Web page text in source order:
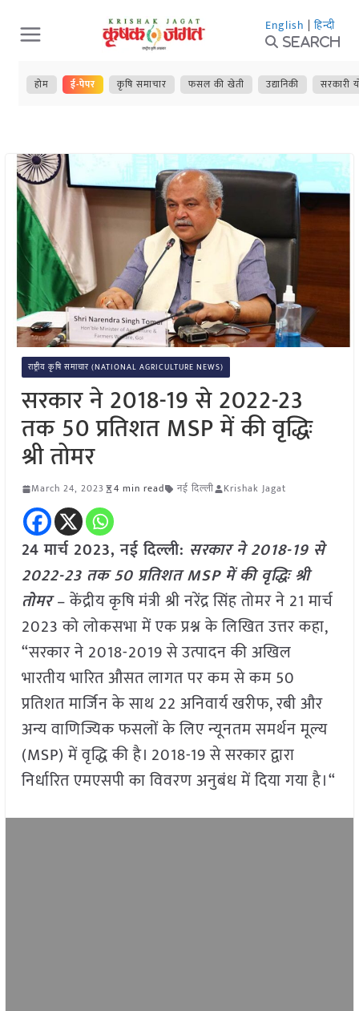
Skip
to
content
English | हिन्दी
Search
होम ई-पेपर कृषि समाचार फसल की खेती उद्यानिकी सरकारी
राष्ट्रीय कृषि समाचार (NATIONAL AGRICULTURE NEWS)
सरकार ने 2018-19 से 2022-23
तक 50 प्रतिशत MSP में की वृद्धिः
श्री तोमर
March 24, 2023 4 min read नई दिल्ली Krishak Jagat
24 मार्च 2023, नई दिल्ली: सरकार ने 2018-19 से
2022-23 तक 50 प्रतिशत MSP में की वृद्धिः श्री
तोमर– केंद्रीय कृषि मंत्री श्री नरेंद्र सिंह तोमर ने 21 मार्च
2023 को लोकसभा में एक प्रश्न के लिखित उत्तर कहा,
“सरकार ने 2018-2019 से उत्पादन की अखिल
भारतीय भारित औसत लागत पर कम से कम 50
प्रतिशत मार्जिन के साथ 22 अनिवार्य खरीफ, रबी और
अन्य वाणिज्यिक फसलों के लिए न्यूनतम समर्थन मूल्य
(MSP) में वृद्धि की है। 2018-19 से सरकार द्वारा
निर्धारित एमएसपी का विवरण अनुबंध में दिया गया है।“